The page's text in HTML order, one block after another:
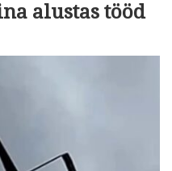
alustas tööd